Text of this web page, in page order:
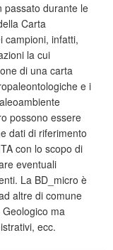
passato durante le
Carta
campioni, infatti,
la cui
di una carta
e i
possono essere
dati di riferimento
con lo scopo di
eventuali
La BD_micro è
altre di comune
ma
ecc.